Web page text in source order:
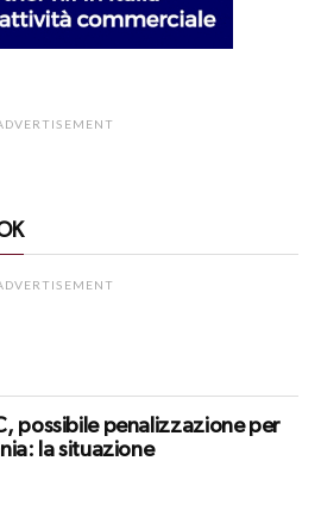
possibile penalizzazione per
la situazione